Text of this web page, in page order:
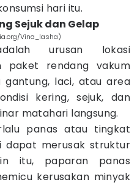
hari itu.
Sejuk dan Gelap
Vina_Iasha)
urusan lokasi
paket rendang vakum
laci, atau area
kering, sejuk, dan
matahari langsung.
panas atau tingkat
dapat merusak struktur
itu, paparan panas
kerusakan minyak